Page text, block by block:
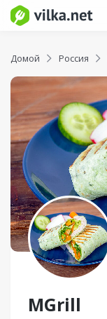
Домой Россия
MGrill